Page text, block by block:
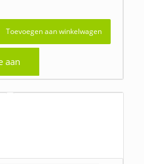
Toevoegen aan winkelwagen
aan